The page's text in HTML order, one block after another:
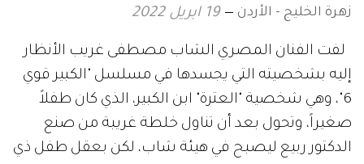
زهرة الخليج - الأردن 19 ابريل 2022
لفت الفنان المصري الشاب مصطفى غريب الأنظار
إليه بشخصيته التي يجسدها في مسلسل "الكبير قوي
6"، وهي شخصية "العترة" ابن الكبير، الذي كان طفلاً
صغيراً، وتحول بعد أن تناول خلطة غريبة من صنع
الدكتور ربيع ليصبح في هيئة شاب، لكن بعقل طفل ذي